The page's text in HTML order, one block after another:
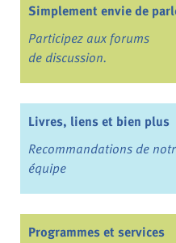
Simplement envie de
Participez aux forums
de discussion.
Livres, liens et bien plus
Recommandations de
équipe
Programmes et services